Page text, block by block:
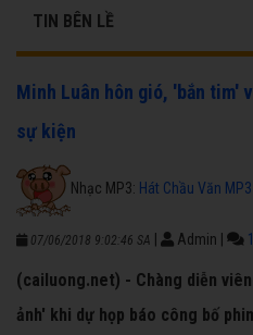
TIN BÊN LỀ
Minh Luân hôn gió, 'bắn tim'
sự kiện
Nhạc MP3: Hát Chầu Văn MP3
07/06/2018 9:02:46 SA Admin
(cailuong.net) - Chàng diễn
ảnh' khi dự họp báo công bố